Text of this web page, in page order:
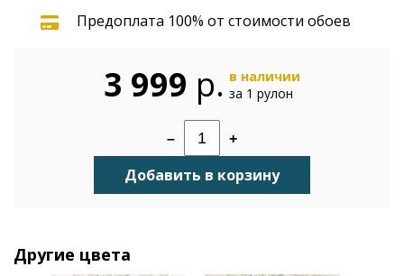
Предоплата 100% от стоимости обоев
3 999 р. в наличии
за 1 рулон
– +
Добавить в корзину
Другие цвета